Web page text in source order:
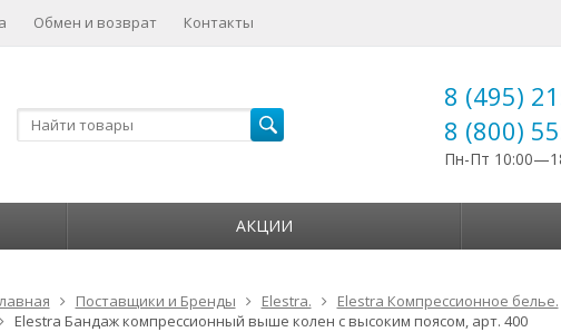
Обмен и возврат Контакты
8 (495)
8 (800)
Пн-Пт
АКЦИИ
Поставщики и Бренды Elestra.
Elestra Компрессионное белье.
Elestra Бандаж компрессионный выше колен с высоким поясом, арт. 400